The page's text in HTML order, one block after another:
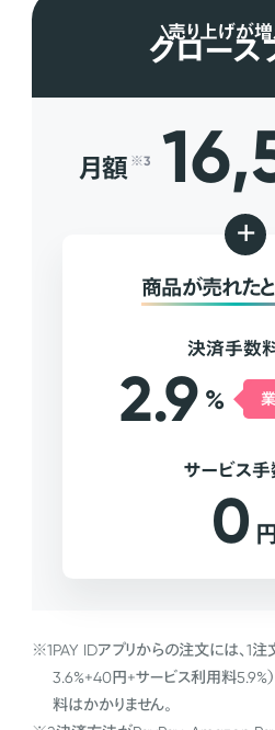
売り上げが
グロース
月額 ※3
+
商品が売れた
決済手数
2.9 %
サービス
0 円
※1PAY IDアプリからの注文には、1
3.6%+40円+サービス利用料5.9%
料はかかりません。